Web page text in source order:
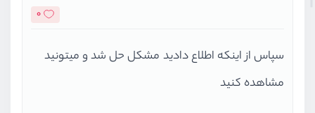
0
سپاس از اینکه اطلاع دادید مشکل حل شد و میتونید
مشاهده کنید